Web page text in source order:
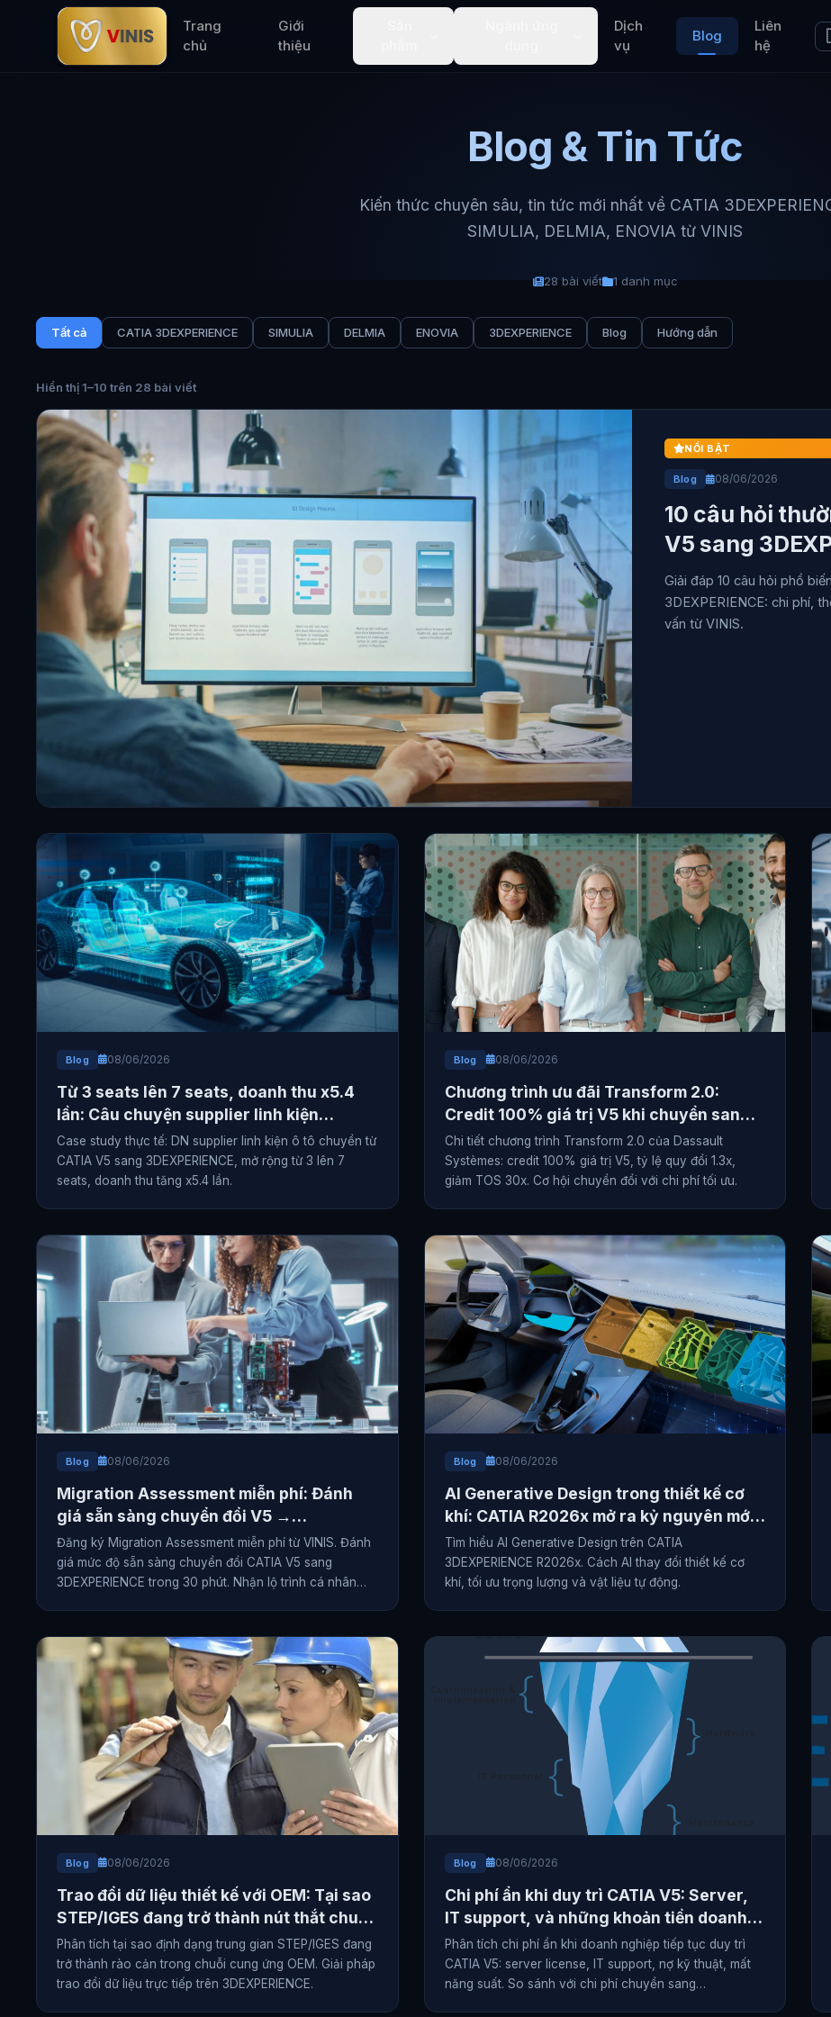
Trang
chủ
Giới
thiệu
Dịch
vụ
Blog
Liên
hệ
Blog & Tin Tức
Kiến thức chuyên sâu, tin tức mới nhất về CATIA
SIMULIA, DELMIA, ENOVIA từ VINIS
28 bài viết 1 danh mục
Tất cả CATIA 3DEXPERIENCE SIMULIA DELMIA ENOVIA 3DEXPERIENCE Blog Hướng dẫn
Hiển thị 1–10 trên 28 bài viết
NỔI BẬT
Blog 08/06/2026
10 câu hỏi
V5 sang
VINIS)
Giải đáp 10 câu hỏi phổ
3DEXPERIENCE: chi phí,
vấn từ VINIS.
Blog 08/06/2026
Từ 3 seats lên 7 seats, doanh thu x5.4
lần: Câu chuyện supplier linh kiện
chuyển đổi 3DEXPERIENCE
Case study thực tế: DN supplier linh kiện ô tô chuyển từ
CATIA V5 sang 3DEXPERIENCE, mở rộng từ 3 lên 7
seats, doanh thu tăng x5.4 lần.
Blog 08/06/2026
Chương trình ưu đãi Transform 2.0:
Credit 100% giá trị V5 khi chuyển sang
3DEXPERIENCE
Chi tiết chương trình Transform 2.0 của Dassault
Systèmes: credit 100% giá trị V5, tỷ lệ quy đổi 1.3x,
giảm TOS 30x. Cơ hội chuyển đổi với chi phí tối ưu.
Blog 08/06/2026
Migration Assessment miễn phí: Đánh
giá sẵn sàng chuyển đổi V5 →
3DEXPERIENCE trong 30 phút
Đăng ký Migration Assessment miễn phí từ VINIS. Đánh
giá mức độ sẵn sàng chuyển đổi CATIA V5 sang
3DEXPERIENCE trong 30 phút. Nhận lộ trình cá nhân
Blog 08/06/2026
AI Generative Design trong thiết kế cơ
khí: CATIA R2026x mở ra kỷ nguyên mới
cho kỹ sư
Tìm hiểu AI Generative Design trên CATIA
3DEXPERIENCE R2026x. Cách AI thay đổi thiết kế cơ
khí, tối ưu trọng lượng và vật liệu tự động.
Blog 08/06/2026
Trao đổi dữ liệu thiết kế với OEM: Tại sao
STEP/IGES đang trở thành nút thắt chuỗi
cung ứng
Phân tích tại sao định dạng trung gian STEP/IGES đang
trở thành rào cản trong chuỗi cung ứng OEM. Giải pháp
trao đổi dữ liệu trực tiếp trên 3DEXPERIENCE.
Blog 08/06/2026
Chi phí ẩn khi duy trì CATIA V5: Server,
IT support, và những khoản tiền doanh
nghiệp không nhìn thấy
Phân tích chi phí ẩn khi doanh nghiệp tiếp tục duy trì
CATIA V5: server license, IT support, nợ kỹ thuật, mất
năng suất. So sánh với chi phí chuyển sang